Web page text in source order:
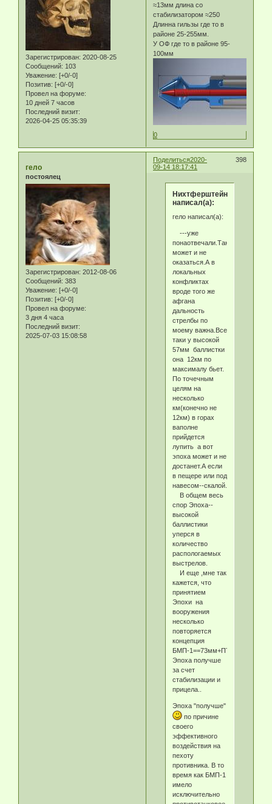
Зарегистрирован: 2020-08-25
Сообщений: 103
Уважение: [+0/-0]
Позитив: [+0/-0]
Провел на форуме:
10 дней 7 часов
Последний визит:
2026-04-25 05:35:39
≈13мм длина со
стабилизатором ≈250
Длинна гильзы где то в
районе 25-255мм.
У ОФ где то в районе 95-
100мм
0
Поделиться 398
2020-
09-14 18:17:41
гело
постоялец
Зарегистрирован: 2012-08-06
Сообщений: 383
Уважение: [+0/-0]
Позитив: [+0/-0]
Провел на форуме:
3 дня 4 часа
Последний визит:
2025-07-03 15:08:58
Нихтферштейн
написал(а):
гело написал(а):
---уже
понаотвечали.Танка
может и не
оказаться.А в
локальных
конфликтах
вроде того же
афгана
дальность
стрелбы по
моему важна.Все
таки у высокой
57мм баллистки
она 12км по
максималу бьет.
По точечным
целям на
несколько
км(конечно не
12км) в горах
ваполне
прийдется
лупить а вот
эпоха может и не
достанет.А если
в пещере или под
навесом--скалой.
В общем весь
спор Эпоха--
высокой
баллистики
уперся в
количество
распологаемых
выстрелов.
И еще ,мне так
кажется, что
принятием
Эпохи на
вооружения
несколько
повторяется
концепция
БМП-
Эпоха получше
за счет
стабилизации и
прицела..
Эпоха "получше"
по причине
своего
эффективного
воздействия на
пехоту
противника. В то
время как БМП-1
имело
исключительно